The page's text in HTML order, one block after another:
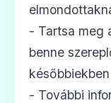
- Tartsa meg
benne
- További